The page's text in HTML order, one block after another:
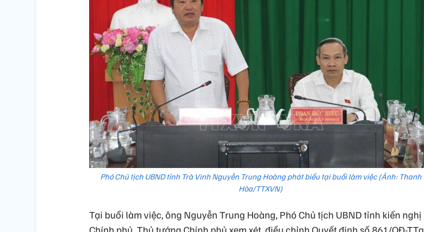
Phó Chủ tịch UBND tỉnh Trà Vinh Nguyễn Trung Hoàng phát biểu tại buổi làm việc (Ảnh: Thanh
Hòa/TTXVN)
Tại buổi làm việc, ông Nguyễn Trung Hoàng, Phó Chủ tịch UBND tỉnh kiến nghị